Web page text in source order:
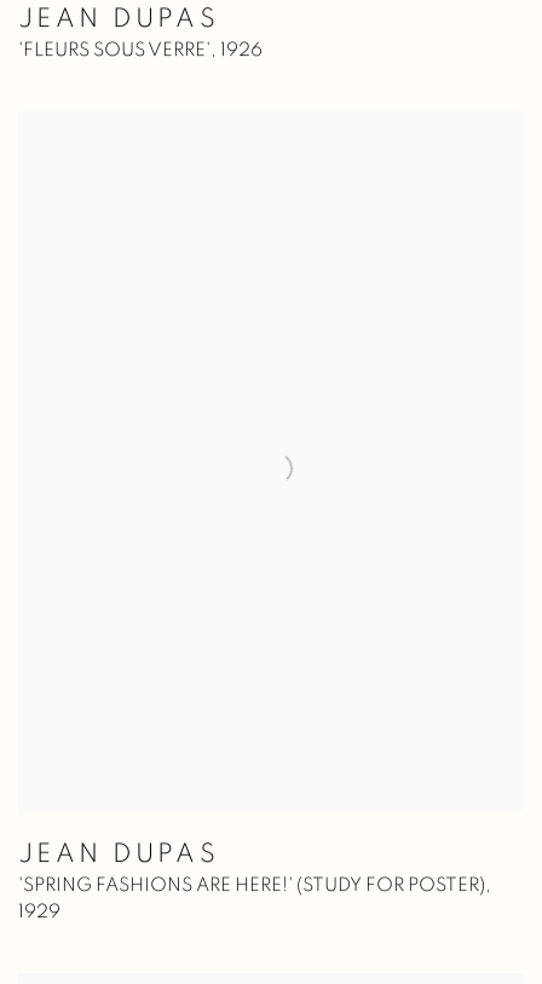
JEAN DUPAS
'FLEURS SOUS VERRE', 1926
JEAN DUPAS
'SPRING FASHIONS ARE HERE!' (STUDY FOR POSTER),
1929